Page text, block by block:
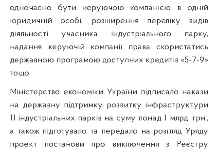
одночасно бути керуючою компанією в одній
юридичній особі, розширення переліку видів
діяльності учасника індустріального парку,
надання керуючій компанії права скористатись
державною програмою доступних кредитів «5-7-9»
тощо.
Міністерство економіки України підписало накази
на державну підтримку розвитку інфраструктури
11 індустріальних парків на суму понад 1 млрд. грн.,
а також підготувало та передало на розгляд Уряду
проект постанови про виключення з Реєстру